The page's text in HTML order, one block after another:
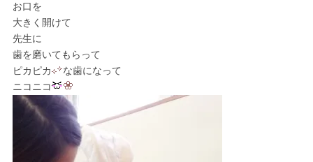
お口を
大きく開けて
先生に
歯を磨いてもらって
ピカピカ
な歯になって
ニコニコ